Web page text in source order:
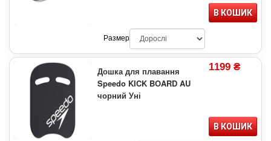
В КОШИК
Размер
Дошка для плавання
Speedo KICK BOARD AU
чорний Уні
1199 ₴
В КОШИК